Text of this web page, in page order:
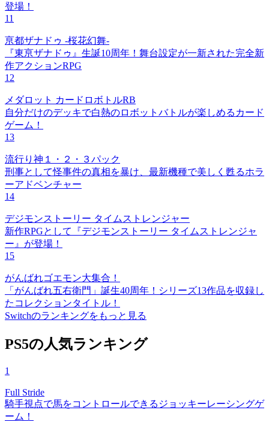
登場！
11
亰都ザナドゥ -桜花幻舞-
『東亰ザナドゥ』生誕10周年！舞台設定が一新された完全新
作アクションRPG
12
メダロット カードロボトルRB
自分だけのデッキで白熱のロボットバトルが楽しめるカード
ゲーム！
13
流行り神１・２・３パック
刑事として怪事件の真相を暴け、最新機種で美しく甦るホラ
ーアドベンチャー
14
デジモンストーリー タイムストレンジャー
新作RPGとして『デジモンストーリー タイムストレンジャ
ー』が登場！
15
がんばれゴエモン大集合！
「がんばれ五右衛門」誕生40周年！シリーズ13作品を収録し
たコレクションタイトル！
Switchのランキングをもっと見る
PS5の人気ランキング
1
Full Stride
騎手視点で馬をコントロールできるジョッキーレーシングゲ
ーム！